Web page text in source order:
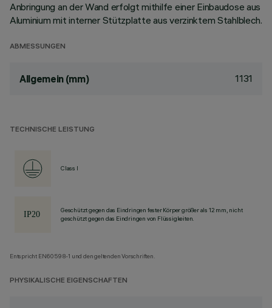
Anbringung an der Wand erfolgt mithilfe einer Einbaudose aus
Aluminium mit interner Stützplatte aus verzinktem Stahlblech.
ABMESSUNGEN
Allgemein (mm) 1131
TECHNISCHE LEISTUNG
Class I
Geschützt gegen das Eindringen fester Körper größer als 12 mm, nicht
geschützt gegen das Eindringen von Flüssigkeiten.
Entspricht EN60598-1 und den geltenden Vorschriften.
PHYSIKALISCHE EIGENSCHAFTEN